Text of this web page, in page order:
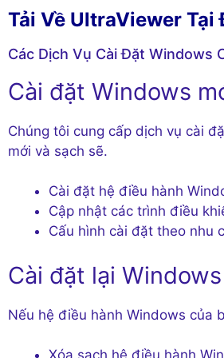
Tải Về UltraViewer Tại
Các Dịch Vụ Cài Đặt Windows
Cài đặt Windows
Chúng tôi cung cấp dịch vụ cài
mới và sạch sẽ.
Cài đặt hệ điều hành
Cập nhật các trình điều
Cấu hình cài đặt theo nhu
Cài đặt lại Windows
Nếu hệ điều hành Windows của